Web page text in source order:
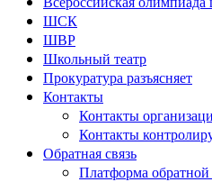
ШСК
ШВР
Школьный театр
Прокуратура разъясняет
Контакты
Контакты
Контакты
Обратная связь
Платформа обратной